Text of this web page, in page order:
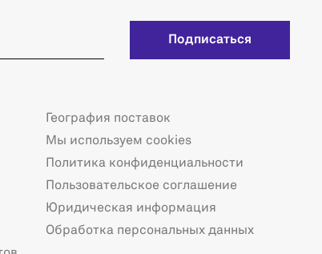
Подписаться
География поставок
Мы используем cookies
Политика конфиденциальности
Пользовательское соглашение
Юридическая информация
Обработка персональных данных